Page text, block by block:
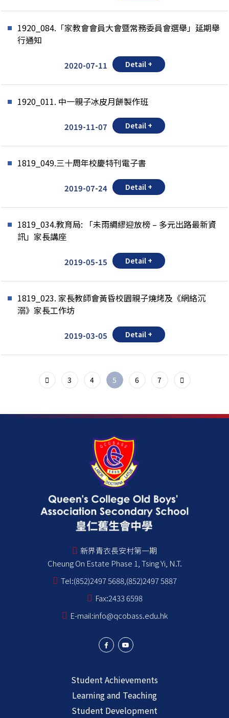
1920_084.「家教會會員大會暨常務委員會選舉」延期舉
行通知
2020-07-11 Detail +
1920_011. 中一親子冰皮月餅製作班
2019-11-07 Detail +
1819_049.三十周年校慶特刊電子書
2019-07-24 Detail +
1819_034.教育局: 「未雨綢繆迎放榜 – 多元出路最新資
訊」家長講座
2019-05-15 Detail +
1819_023. 家長教師會黃昏校園親子燒烤及《網絡沉
溺》家長工作坊
2019-03-05 Detail +
3 4 5 6 7
新界青衣長安村第一期
Cheung On Estate Phase 1, Tsing Yi, N.T.
Tel:(852)2497 5688,(852)2497 5887
Fax:2433 6598
E-mail:info@qcobass.edu.hk
Student Achievements
Learning and Teaching
Student Development